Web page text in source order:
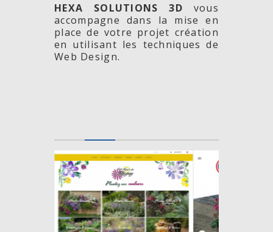
HEXA SOLUTIONS 3D vous
accompagne dans la mise en
place de votre projet création
en utilisant les techniques de
Web Design.